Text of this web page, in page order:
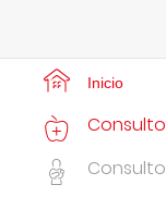
Inicio